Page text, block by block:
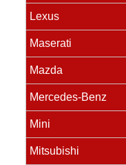
Lexus
Maserati
Mazda
Mercedes-Benz
Mini
Mitsubishi